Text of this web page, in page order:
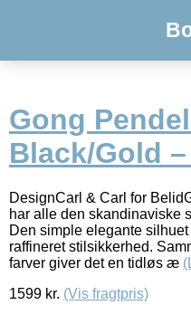
Gong
Black/Gold
DesignCarl & Carl for
har alle den skandinaviske
Den simple elegante
raffineret stilsikkerhed.
farver giver det en tidløs æ
1599 kr. (Vis fragtpris)